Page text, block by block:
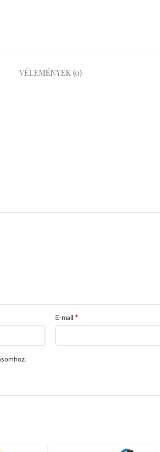
VÉLEMÉNYEK (0)
E-mail *